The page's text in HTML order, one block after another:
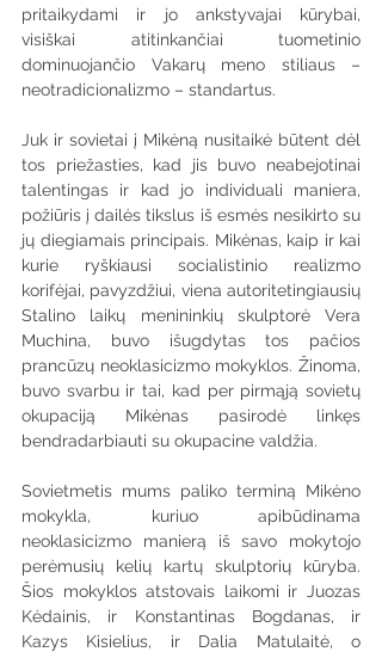
pritaikydami ir jo ankstyvajai kūrybai,
visiškai atitinkančiai tuometinio
dominuojančio Vakarų meno stiliaus –
neotradicionalizmo – standartus.
Juk ir sovietai į Mikėną nusitaikė būtent dėl
tos priežasties, kad jis buvo neabejotinai
talentingas ir kad jo individuali maniera,
požiūris į dailės tikslus iš esmės nesikirto su
jų diegiamais principais. Mikėnas, kaip ir kai
kurie ryškiausi socialistinio realizmo
korifėjai, pavyzdžiui, viena autoritetingiausių
Stalino laikų menininkių skulptorė Vera
Muchina, buvo išugdytas tos pačios
prancūzų neoklasicizmo mokyklos. Žinoma,
buvo svarbu ir tai, kad per pirmąją sovietų
okupaciją Mikėnas pasirodė linkęs
bendradarbiauti su okupacine valdžia.
Sovietmetis mums paliko terminą Mikėno
mokykla, kuriuo apibūdinama
neoklasicizmo manierą iš savo mokytojo
perėmusių kelių kartų skulptorių kūryba.
Šios mokyklos atstovais laikomi ir Juozas
Kėdainis, ir Konstantinas Bogdanas, ir
Kazys Kisielius, ir Dalia Matulaitė, o